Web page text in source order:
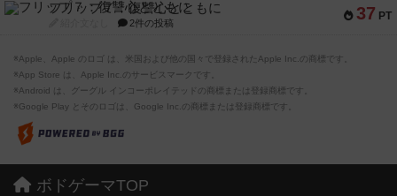
37 PT
フリップ７：復讐心とともに
2件の投稿
※Apple、Apple のロゴ は、米国および他の国々で登録されたApple Inc.の商標です。
※App Store は、Apple Inc.のサービスマークです。
※Android は、グーグル インコーポレイテッドの商標または登録商標です。
※Google Play とそのロゴは、Google Inc.の商標または登録商標です。
ボドゲーマTOP